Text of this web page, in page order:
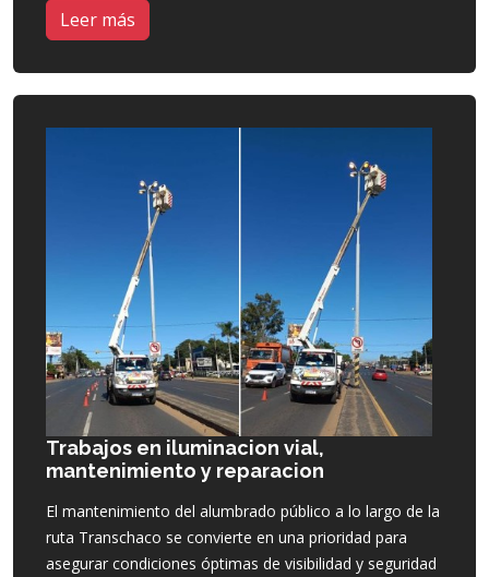
Leer más
Trabajos en iluminacion vial,
mantenimiento y reparacion
El mantenimiento del alumbrado público a lo largo de la
ruta Transchaco se convierte en una prioridad para
asegurar condiciones óptimas de visibilidad y seguridad